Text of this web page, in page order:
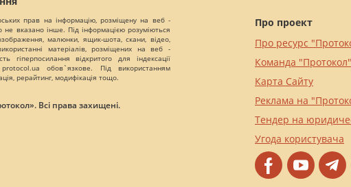
прав на інформацію, розміщену на веб -
не вказано інше. Під інформацією розуміються
малюнки, ящик-шота, скани, відео,
матеріалів, розміщених на веб -
гіперпосилання відкритого для індексації
обов`язкове. Під використанням
рерайтинг, модифікація тощо.
Всі права захищені.
Про проект
Про ресурс
Команда "Протокол"
Карта Сайту
Реклама на
Тендер на
Угода користувача